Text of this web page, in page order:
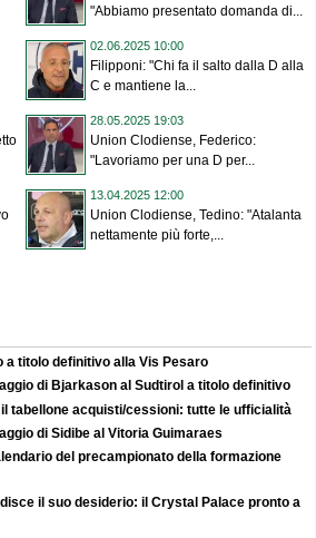
"Abbiamo presentato domanda di...
02.06.2025 10:00
Filipponi: "Chi fa il salto dalla D alla
C e mantiene la...
28.05.2025 19:03
Union Clodiense, Federico:
"Lavoriamo per una D per...
13.04.2025 12:00
Union Clodiense, Tedino: "Atalanta
nettamente più forte,...
a titolo definitivo alla Vis Pesaro
di Bjarkason al Sudtirol a titolo definitivo
tabellone acquisti/cessioni: tutte le ufficialità
di Sidibe al Vitoria Guimaraes
del precampionato della formazione
il suo desiderio: il Crystal Palace pronto a